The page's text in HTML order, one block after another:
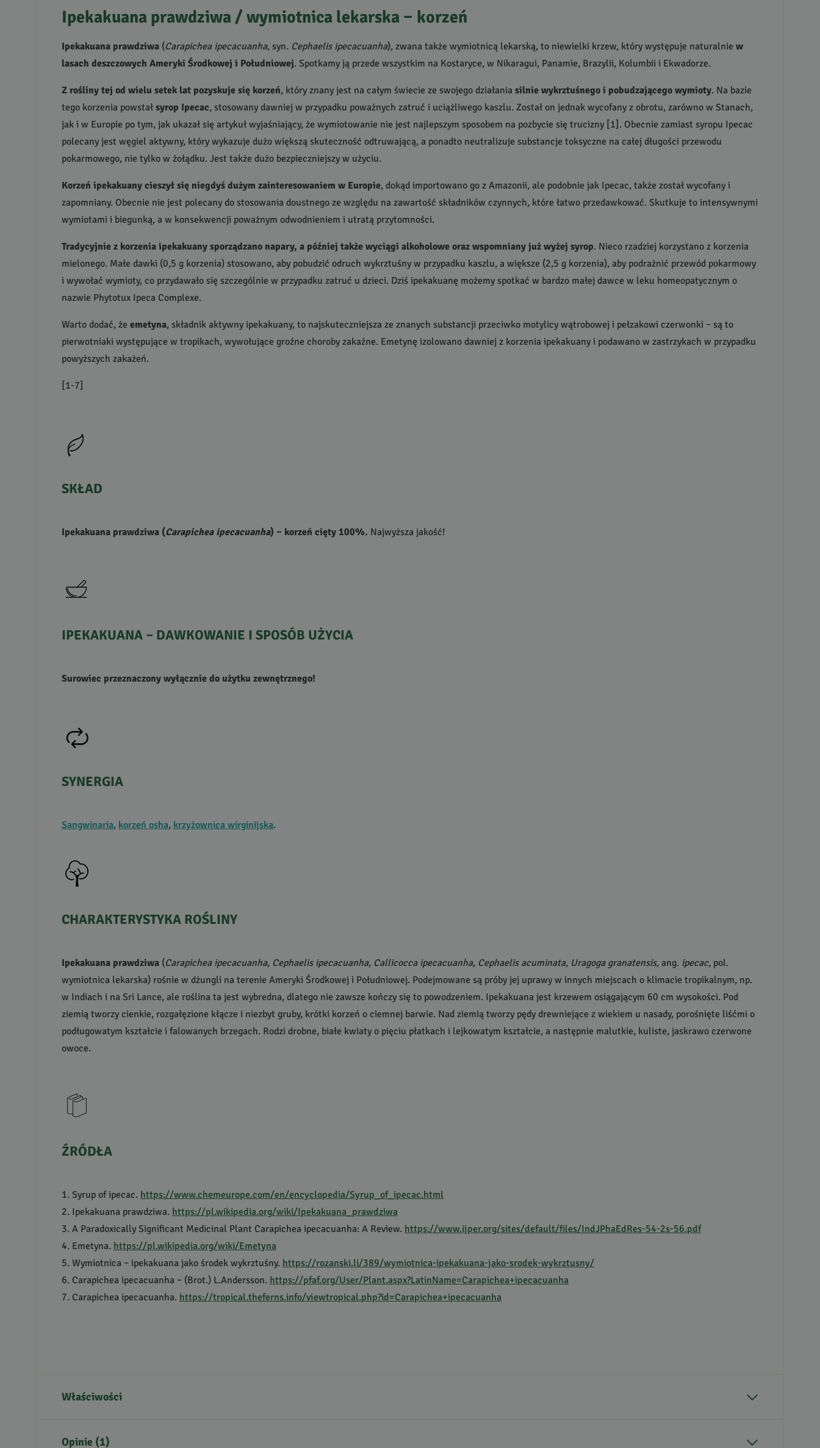
Ipekakuana prawdziwa / wymiotnica lekarska – korzeń
Ipekakuana prawdziwa (Carapichea ipecacuanha, syn. Cephaelis ipecacuanha), zwana także wymiotnicą lekarską, to niewielki krzew, który występuje naturalnie w
lasach deszczowych Ameryki Środkowej i Południowej. Spotkamy ją przede wszystkim na Kostaryce, w Nikaragui, Panamie, Brazylii, Kolumbii i Ekwadorze.
Z rośliny tej od wielu setek lat pozyskuje się korzeń, który znany jest na całym świecie ze swojego działania silnie wykrztuśnego i pobudzającego wymioty. Na bazie
tego korzenia powstał syrop Ipecac, stosowany dawniej w przypadku poważnych zatruć i uciążliwego kaszlu. Został on jednak wycofany z obrotu, zarówno w Stanach,
jak i w Europie po tym, jak ukazał się artykuł wyjaśniający, że wymiotowanie nie jest najlepszym sposobem na pozbycie się trucizny [1]. Obecnie zamiast syropu Ipecac
polecany jest węgiel aktywny, który wykazuje dużo większą skuteczność odtruwającą, a ponadto neutralizuje substancje toksyczne na całej długości przewodu
pokarmowego, nie tylko w żołądku. Jest także dużo bezpieczniejszy w użyciu.
Korzeń ipekakuany cieszył się niegdyś dużym zainteresowaniem w Europie, dokąd importowano go z Amazonii, ale podobnie jak Ipecac, także został wycofany i
zapomniany. Obecnie nie jest polecany do stosowania doustnego ze względu na zawartość składników czynnych, które łatwo przedawkować. Skutkuje to intensywnymi
wymiotami i biegunką, a w konsekwencji poważnym odwodnieniem i utratą przytomności.
Tradycyjnie z korzenia ipekakuany sporządzano napary, a później także wyciągi alkoholowe oraz wspomniany już wyżej syrop. Nieco rzadziej korzystano z korzenia
mielonego. Małe dawki (0,5 g korzenia) stosowano, aby pobudzić odruch wykrztuśny w przypadku kaszlu, a większe (2,5 g korzenia), aby podrażnić przewód pokarmowy
i wywołać wymioty, co przydawało się szczególnie w przypadku zatruć u dzieci. Dziś ipekakuanę możemy spotkać w bardzo małej dawce w leku homeopatycznym o
nazwie Phytotux Ipeca Complexe.
Warto dodać, że emetyna, składnik aktywny ipekakuany, to najskuteczniejsza ze znanych substancji przeciwko motylicy wątrobowej i pełzakowi czerwonki – są to
pierwotniaki występujące w tropikach, wywołujące groźne choroby zakaźne. Emetynę izolowano dawniej z korzenia ipekakuany i podawano w zastrzykach w przypadku
powyższych zakażeń.
[1-7]
SKŁAD
Ipekakuana prawdziwa (Carapichea ipecacuanha) – korzeń cięty 100%. Najwyższa jakość!
IPEKAKUANA – DAWKOWANIE I SPOSÓB UŻYCIA
Surowiec przeznaczony wyłącznie do użytku zewnętrznego!
SYNERGIA
Sangwinaria, korzeń osha, krzyżownica wirginijska.
CHARAKTERYSTYKA ROŚLINY
Ipekakuana prawdziwa (Carapichea ipecacuanha, Cephaelis ipecacuanha, Callicocca ipecacuanha, Cephaelis acuminata, Uragoga granatensis, ang. ipecac, pol.
wymiotnica lekarska) rośnie w dżungli na terenie Ameryki Środkowej i Południowej. Podejmowane są próby jej uprawy w innych miejscach o klimacie tropikalnym, np.
w Indiach i na Sri Lance, ale roślina ta jest wybredna, dlatego nie zawsze kończy się to powodzeniem. Ipekakuana jest krzewem osiągającym 60 cm wysokości. Pod
ziemią tworzy cienkie, rozgałęzione kłącze i niezbyt gruby, krótki korzeń o ciemnej barwie. Nad ziemią tworzy pędy drewniejące z wiekiem u nasady, porośnięte liśćmi o
podługowatym kształcie i falowanych brzegach. Rodzi drobne, białe kwiaty o pięciu płatkach i lejkowatym kształcie, a następnie malutkie, kuliste, jaskrawo czerwone
owoce.
ŹRÓDŁA
1. Syrup of ipecac. https://www.chemeurope.com/en/encyclopedia/Syrup_of_ipecac.html
2. Ipekakuana prawdziwa. https://pl.wikipedia.org/wiki/Ipekakuana_prawdziwa
3. A Paradoxically Significant Medicinal Plant Carapichea ipecacuanha: A Review. https://www.ijper.org/sites/default/files/IndJPhaEdRes-54-2s-56.pdf
4. Emetyna. https://pl.wikipedia.org/wiki/Emetyna
5. Wymiotnica – ipekakuana jako środek wykrztuśny. https://rozanski.li/389/wymiotnica-ipekakuana-jako-srodek-wykrztusny/
6. Carapichea ipecacuanha – (Brot.) L.Andersson. https://pfaf.org/User/Plant.aspx?LatinName=Carapichea+ipecacuanha
7. Carapichea ipecacuanha. https://tropical.theferns.info/viewtropical.php?id=Carapichea+ipecacuanha
Właściwości
Opinie (1)